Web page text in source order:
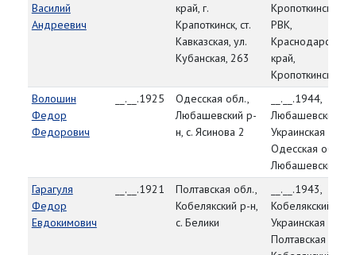
Василий
Андреевич
край, г.
Крапоткинск, ст.
Кавказская, ул.
Кубанская, 263
Кропоткинский
РВК,
Краснодарский
край,
Кропоткинский
Волошин
Федор
Федорович
__.__.1925
Одесская обл.,
Любашевский р-
н, с. Ясинова 2
__.__.1944,
Любашевский
Украинская ССР,
Одесская обл.,
Любашевский р-
Гарагуля
Федор
Евдокимович
__.__.1921
Полтавская обл.,
Кобелякский р-н,
с. Белики
__.__.1943,
Кобелякский РВК,
Украинская ССР,
Полтавская обл.,